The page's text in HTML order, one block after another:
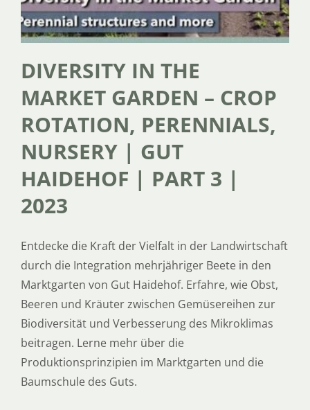
DIVERSITY IN THE
MARKET GARDEN – CROP
ROTATION, PERENNIALS,
NURSERY | GUT
HAIDEHOF | PART 3 |
2023
Entdecke die Kraft der Vielfalt in der Landwirtschaft
durch die Integration mehrjähriger Beete in den
Marktgarten von Gut Haidehof. Erfahre, wie Obst,
Beeren und Kräuter zwischen Gemüsereihen zur
Biodiversität und Verbesserung des Mikroklimas
beitragen. Lerne mehr über die
Produktionsprinzipien im Marktgarten und die
Baumschule des Guts.